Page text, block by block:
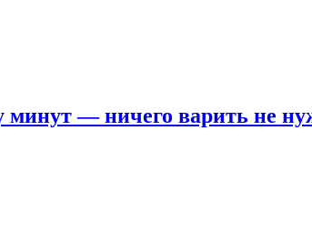
минут — ничего варить не